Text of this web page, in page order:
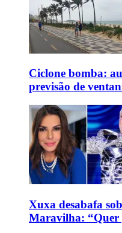
Ciclone bomba:
previsão de
Xuxa desabafa
Maravilha: “Quer